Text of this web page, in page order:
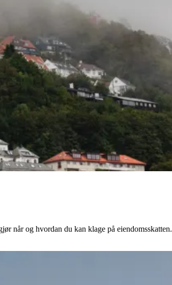
når og hvordan du kan klage på eiendomsskatten.